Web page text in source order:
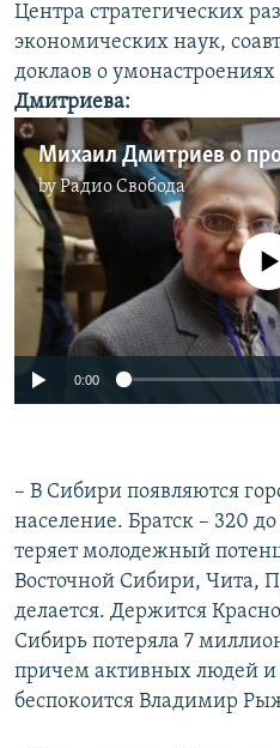
Центра стратегических
экономических наук,
доклаов о умонастроениях
Дмитриева:
Михаил Дмитриев о
byРадио Свобода
No media
0:00
– В Сибири появляются
население. Братск – 320
теряет молодежный
Восточной Сибири, Чита,
делается. Держится
Сибирь потеряла 7
причем активных людей
беспокоится Владимир